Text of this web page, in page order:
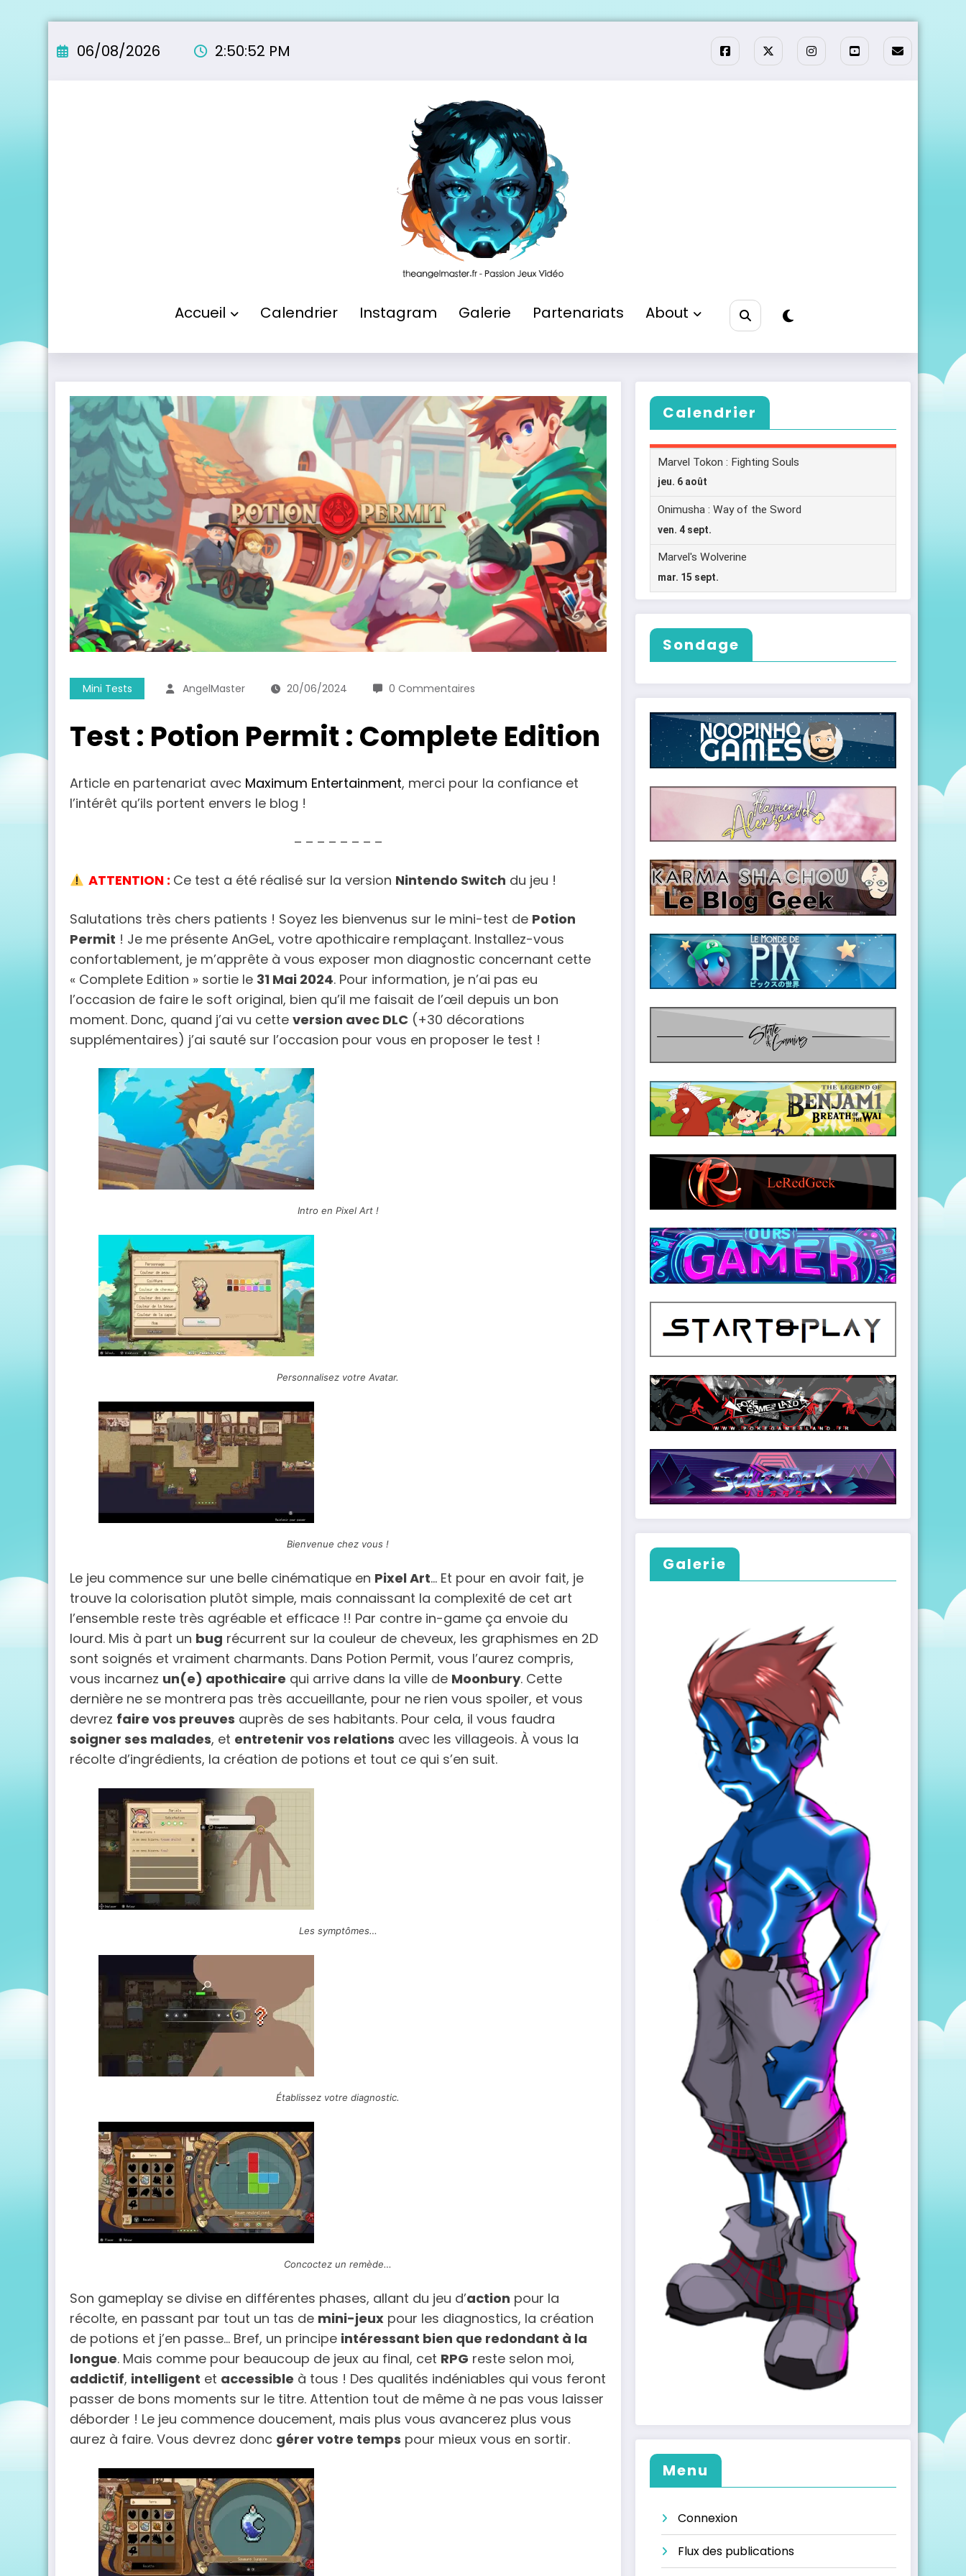
au
06/08/2026 2:50:53 PM
Accueil Calendrier Instagram Galerie Partenariats About
Mini Tests AngelMaster 20/06/2024 0 Commentaires
Test : Potion Permit : Complete Edition
Article en partenariat avec Maximum Entertainment, merci pour la confiance et
l’intérêt qu’ils portent envers le blog !
– – – – – – – –
ATTENTION : Ce test a été réalisé sur la version Nintendo Switch du jeu !
Salutations très chers patients ! Soyez les bienvenus sur le mini-test de Potion
Permit ! Je me présente AnGeL, votre apothicaire remplaçant. Installez-vous
confortablement, je m’apprête à vous exposer mon diagnostic concernant cette
« Complete Edition » sortie le 31 Mai 2024. Pour information, je n’ai pas eu
l’occasion de faire le soft original, bien qu’il me faisait de l’œil depuis un bon
moment. Donc, quand j’ai vu cette version avec DLC (+30 décorations
supplémentaires) j’ai sauté sur l’occasion pour vous en proposer le test !
Intro en Pixel Art !
Personnalisez votre Avatar.
Bienvenue chez vous !
Le jeu commence sur une belle cinématique en Pixel Art… Et pour en avoir fait, je
trouve la colorisation plutôt simple, mais connaissant la complexité de cet art
l’ensemble reste très agréable et efficace !! Par contre in-game ça envoie du
lourd. Mis à part un bug récurrent sur la couleur de cheveux, les graphismes en 2D
sont soignés et vraiment charmants. Dans Potion Permit, vous l’aurez compris,
vous incarnez un(e) apothicaire qui arrive dans la ville de Moonbury. Cette
dernière ne se montrera pas très accueillante, pour ne rien vous spoiler, et vous
devrez faire vos preuves auprès de ses habitants. Pour cela, il vous faudra
soigner ses malades, et entretenir vos relations avec les villageois. À vous la
récolte d’ingrédients, la création de potions et tout ce qui s’en suit.
Les symptômes…
Établissez votre diagnostic.
Concoctez un remède…
Son gameplay se divise en différentes phases, allant du jeu d’action pour la
récolte, en passant par tout un tas de mini-jeux pour les diagnostics, la création
de potions et j’en passe… Bref, un principe intéressant bien que redondant à la
longue. Mais comme pour beaucoup de jeux au final, cet RPG reste selon moi,
addictif, intelligent et accessible à tous ! Des qualités indéniables qui vous feront
passer de bons moments sur le titre. Attention tout de même à ne pas vous laisser
déborder ! Le jeu commence doucement, mais plus vous avancerez plus vous
aurez à faire. Vous devrez donc gérer votre temps pour mieux vous en sortir.
Calendrier
Sondage
Galerie
Menu
Connexion
Flux des publications